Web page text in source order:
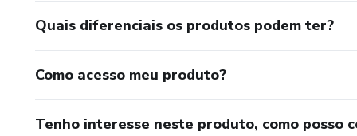
Quais diferenciais os produtos podem ter?
Como acesso meu produto?
Tenho interesse neste produto, como posso